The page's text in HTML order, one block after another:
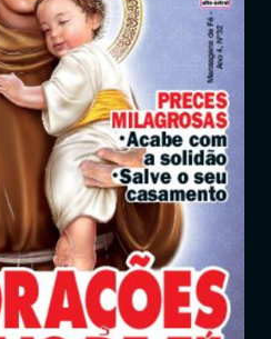
Notícias
Entrar